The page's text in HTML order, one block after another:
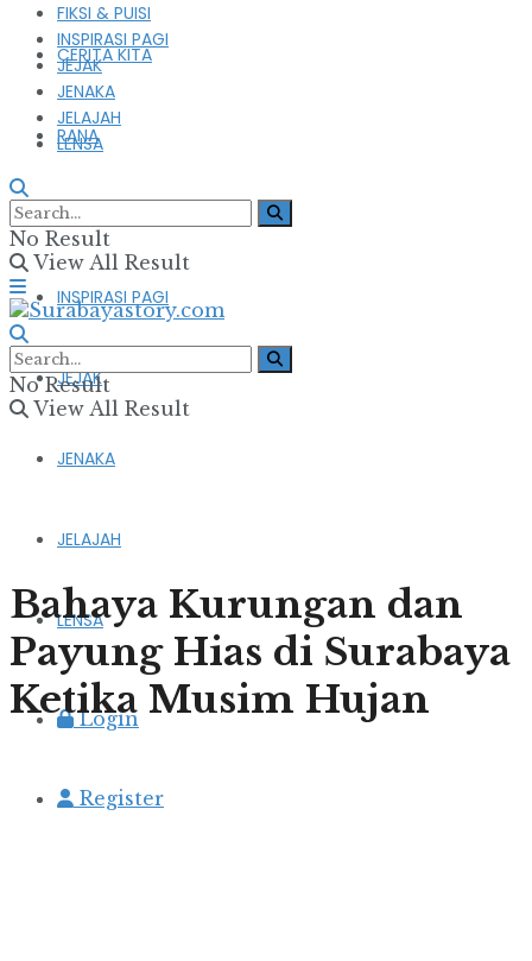
CERITA KITA
RANA
FIKSI & PUISI
INSPIRASI PAGI
JEJAK
JENAKA
JELAJAH
LENSA
Login
Register
FIKSI & PUISI
INSPIRASI PAGI
JEJAK
JENAKA
JELAJAH
LENSA
No Result
View All Result
No Result
View All Result
Bahaya Kurungan dan
Payung Hias di Surabaya
Ketika Musim Hujan